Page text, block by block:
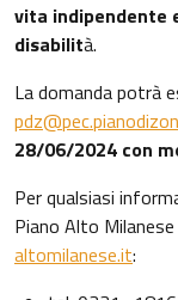
vita indipendente
disabilità.
La domanda potrà
28/06/2024 con
Per qualsiasi
Piano Alto
altomilanese.it: